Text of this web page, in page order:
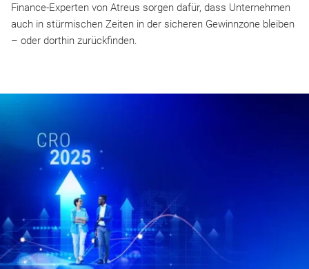
Finance-Experten von Atreus sorgen dafür, dass Unternehmen
auch in stürmischen Zeiten in der sicheren Gewinnzone bleiben
– oder dorthin zurückfinden.